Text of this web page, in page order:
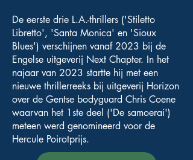
De eerste drie L.A.-thrillers ('Stiletto
Libretto', 'Santa Monica' en 'Sioux
Blues') verschijnen vanaf 2023 bij de
Engelse uitgeverij Next Chapter. In het
najaar van 2023 startte hij met een
nieuwe thrillerreeks bij uitgeverij Horizon
over de Gentse bodyguard Chris Coene
waarvan het 1ste deel ('De samoerai')
meteen werd genomineerd voor de
Hercule Poirotprijs.